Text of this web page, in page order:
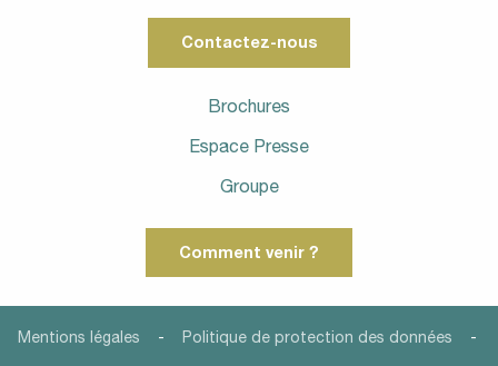
Contactez-nous
Brochures
Espace Presse
Groupe
Comment venir ?
Mentions légales - Politique de protection des données -